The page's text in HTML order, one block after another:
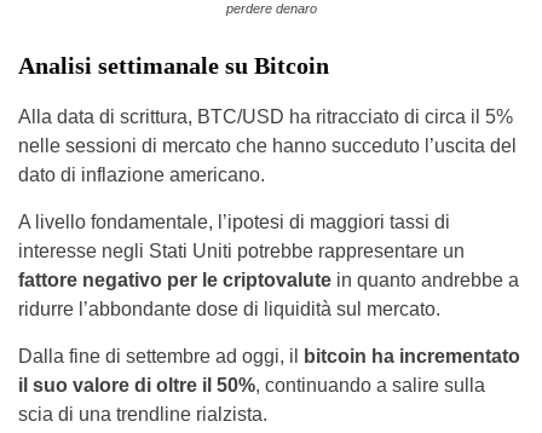
perdere denaro
Analisi settimanale su Bitcoin
Alla data di scrittura, BTC/USD ha ritracciato di circa il 5%
nelle sessioni di mercato che hanno succeduto l’uscita del
dato di inflazione americano.
A livello fondamentale, l’ipotesi di maggiori tassi di
interesse negli Stati Uniti potrebbe rappresentare un
fattore negativo per le criptovalute in quanto andrebbe a
ridurre l’abbondante dose di liquidità sul mercato.
Dalla fine di settembre ad oggi, il
bitcoin ha incrementato
il suo valore di oltre il 50%, continuando a salire sulla
scia di una trendline rialzista.